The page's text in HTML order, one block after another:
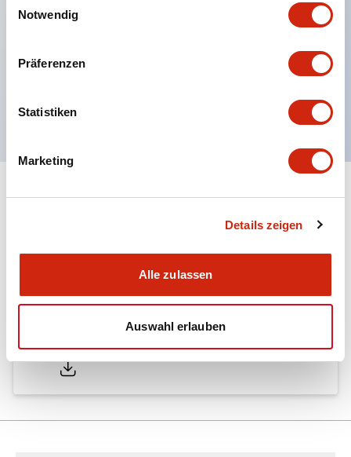
Notwendig
Präferenzen
Statistiken
Marketing
Details zeigen
Alle zulassen
Auswahl erlauben
das An- und Abnehmen des Verriegelungshebels.
Schutzart ist Spritzwassergeschützt, IP65 (IEC
60529). (Der Summer ist geschlossen ausgeführt)